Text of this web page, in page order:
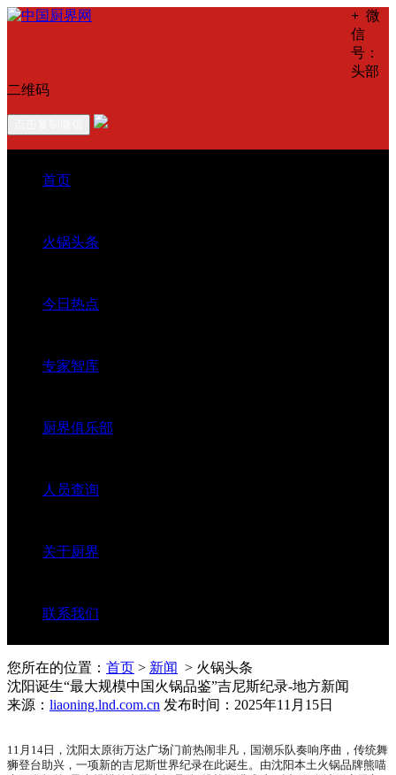
+ 微
信
号：
头部
二维码
首页
火锅头条
今日热点
专家智库
厨界俱乐部
人员查询
关于厨界
联系我们
您所在的位置： 首页 > 新闻 > 火锅头条
沈阳诞生“最大规模中国火锅品鉴”吉尼斯纪录-地方新闻
来源： liaoning.lnd.com.cn 发布时间：2025年11月15日
11月14日，沈阳太原街万达广场门前热闹非凡，国潮乐队奏响序曲，传统舞
狮登台助兴，一项新的吉尼斯世界纪录在此诞生。由沈阳本土火锅品牌熊喵